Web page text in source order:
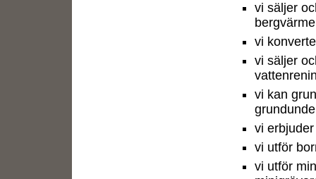
vi säljer
vi
vi säljer
vi kan
vi
vi utför
vi utför